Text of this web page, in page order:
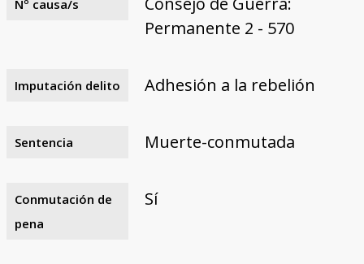
Nº causa/s
Permanente 2 - 570
Imputación delito Adhesión a la rebelión
Sentencia Muerte-conmutada
Conmutación de
pena
Sí